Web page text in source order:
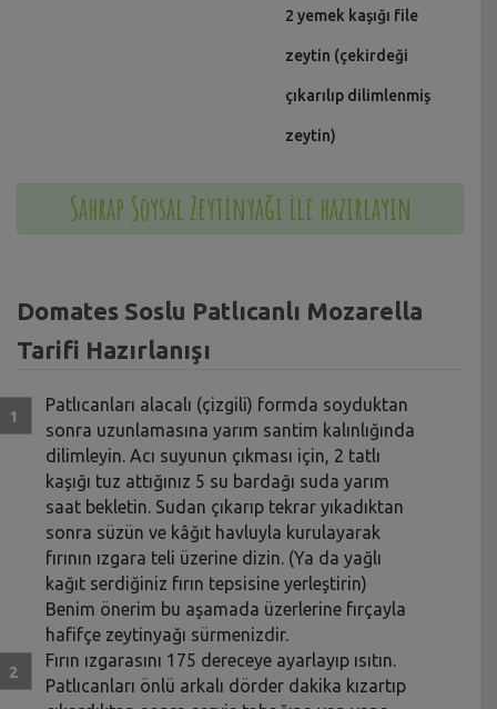
2 yemek kaşığı file
zeytin (çekirdeği
çıkarılıp dilimlenmiş
zeytin)
Sahrap Soysal Zeytinyağı ile hazırlayın
Domates Soslu Patlıcanlı Mozarella
Tarifi Hazırlanışı
Patlıcanları alacalı (çizgili) formda soyduktan
sonra uzunlamasına yarım santim kalınlığında
dilimleyin. Acı suyunun çıkması için, 2 tatlı
kaşığı tuz attığınız 5 su bardağı suda yarım
saat bekletin. Sudan çıkarıp tekrar yıkadıktan
sonra süzün ve kâğıt havluyla kurulayarak
fırının ızgara teli üzerine dizin. (Ya da yağlı
kağıt serdiğiniz fırın tepsisine yerleştirin)
Benim önerim bu aşamada üzerlerine fırçayla
hafifçe zeytinyağı sürmenizdir.
Fırın ızgarasını 175 dereceye ayarlayıp ısıtın.
Patlıcanları önlü arkalı dörder dakika kızartıp